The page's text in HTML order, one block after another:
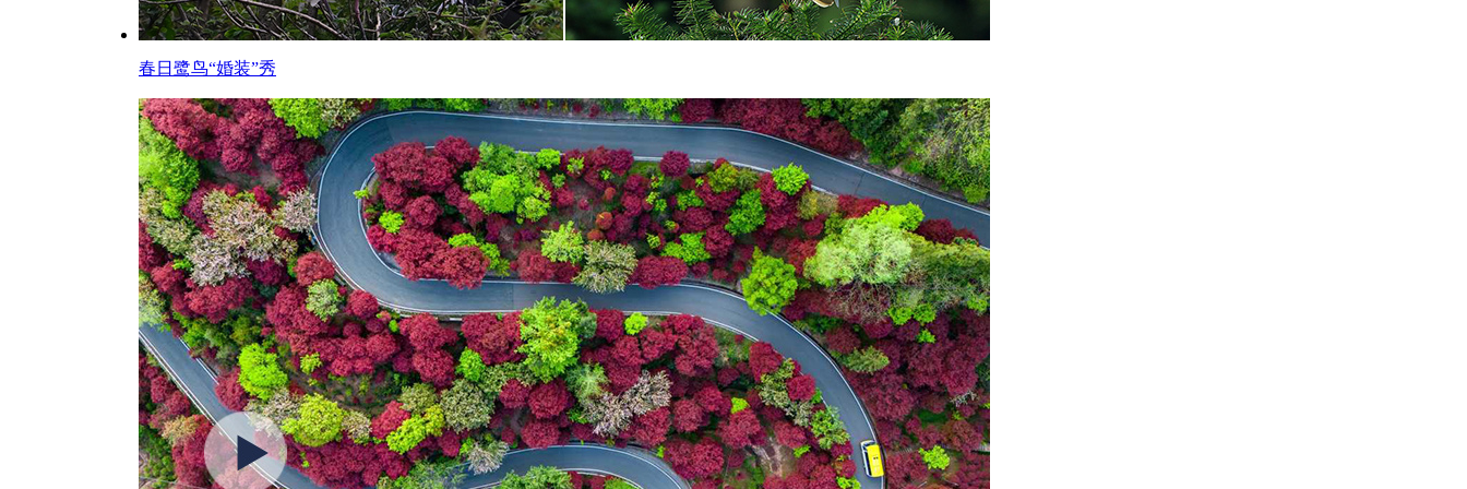
春日鹭鸟“婚装”秀